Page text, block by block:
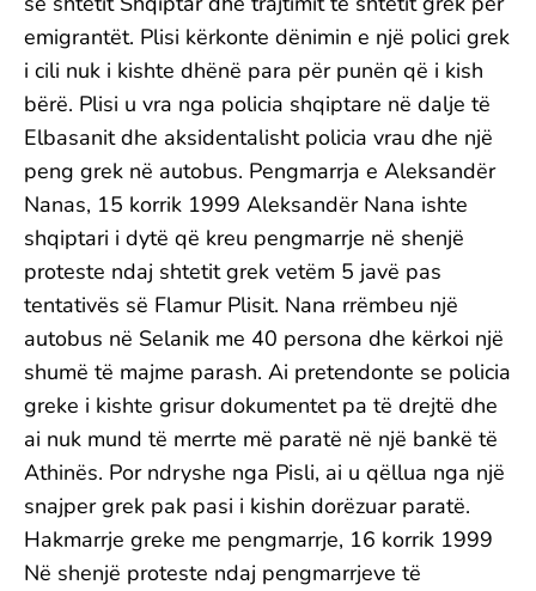
emigrantët. Plisi kërkonte dënimin e një polici grek
i cili nuk i kishte dhënë para për punën që i kish
bërë. Plisi u vra nga policia shqiptare në dalje të
Elbasanit dhe aksidentalisht policia vrau dhe një
peng grek në autobus. Pengmarrja e Aleksandër
Nanas, 15 korrik 1999 Aleksandër Nana ishte
shqiptari i dytë që kreu pengmarrje në shenjë
proteste ndaj shtetit grek vetëm 5 javë pas
tentativës së Flamur Plisit. Nana rrëmbeu një
autobus në Selanik me 40 persona dhe kërkoi një
shumë të majme parash. Ai pretendonte se policia
greke i kishte grisur dokumentet pa të drejtë dhe
ai nuk mund të merrte më paratë në një bankë të
Athinës. Por ndryshe nga Pisli, ai u qëllua nga një
snajper grek pak pasi i kishin dorëzuar paratë.
Hakmarrje greke me pengmarrje, 16 korrik 1999
Në shenjë proteste ndaj pengmarrjeve të